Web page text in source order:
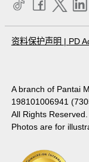
资料保护声明 | PD
A branch of Pantai
198101006941
All Rights
Photos are for